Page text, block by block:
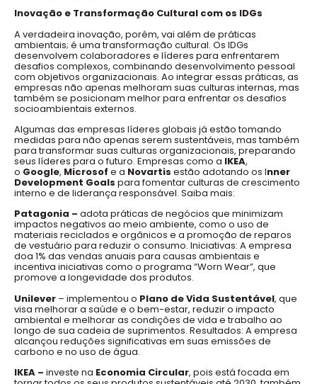
Inovação e Transformação Cultural com os IDGs
A verdadeira inovação, porém, vai além de práticas
ambientais; é uma transformação cultural. Os IDGs
desenvolvem colaboradores e líderes para enfrentarem
desafios complexos, combinando desenvolvimento pessoal
com objetivos organizacionais. Ao integrar essas práticas, as
empresas não apenas melhoram suas culturas internas, mas
também se posicionam melhor para enfrentar os desafios
socioambientais externos.
Algumas das empresas líderes globais já estão tomando
medidas para não apenas serem sustentáveis, mas também
para transformar suas culturas organizacionais, preparando
seus líderes para o futuro. Empresas como a IKEA,
o Google, Microsof e a Novartis estão adotando os Inner
Development Goals para fomentar culturas de crescimento
interno e de liderança responsável. Saiba mais:
Patagonia – adota práticas de negócios que minimizam
impactos negativos ao meio ambiente, como o uso de
materiais reciclados e orgânicos e a promoção de reparos
de vestuário para reduzir o consumo. Iniciativas: A empresa
doa 1% das vendas anuais para causas ambientais e
incentiva iniciativas como o programa “Worn Wear”, que
promove a longevidade dos produtos.
Unilever – implementou o Plano de Vida Sustentável, que
visa melhorar a saúde e o bem-estar, reduzir o impacto
ambiental e melhorar as condições de vida e trabalho ao
longo de sua cadeia de suprimentos. Resultados: A empresa
alcançou reduções significativas em suas emissões de
carbono e no uso de água.
IKEA – investe na Economia Circular, pois está focada em